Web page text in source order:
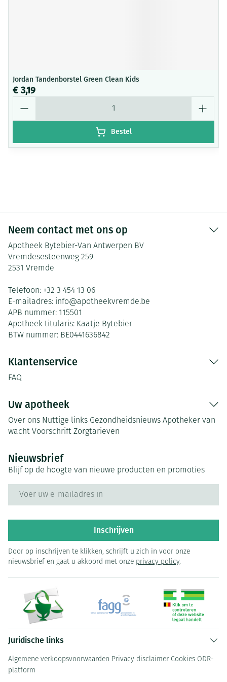
Jordan Tandenborstel Green Clean Kids
€ 3,19
Bestel
Neem contact met ons op
Apotheek Bytebier-Van Antwerpen BV
Vremdesesteenweg 259
2531 Vremde
Telefoon: +32 3 454 13 06
E-mailadres: info@apotheekvremde.be
APB nummer: 115501
Apotheek titularis: Kaatje Bytebier
BTW nummer: BE0441636842
Klantenservice
FAQ
Uw apotheek
Over ons Nuttige links Gezondheidsnieuws Apotheker van
wacht Voorschrift Zorgtarieven
Nieuwsbrief
Blijf op de hoogte van nieuwe producten en promoties
Inschrijven
Door op inschrijven te klikken, schrijft u zich in voor onze
nieuwsbrief en gaat u akkoord met onze privacy policy.
Juridische links
Algemene verkoopsvoorwaarden Privacy disclaimer Cookies ODR-
platform